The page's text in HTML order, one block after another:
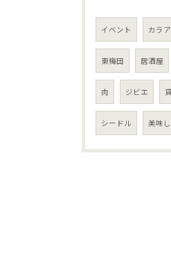
イベント カラ
東梅田 居酒屋
肉 ジビエ
シードル 美味